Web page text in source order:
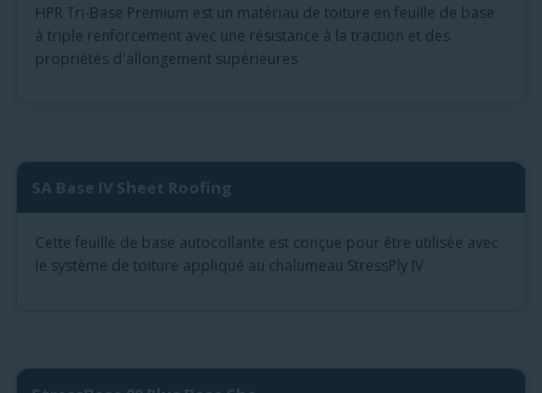
HPR Tri-Base Premium est un matériau de toiture en feuille de base
à triple renforcement avec une résistance à la traction et des
propriétés d'allongement supérieures
SA Base IV Sheet Roofing
Cette feuille de base autocollante est conçue pour être utilisée avec
le système de toiture appliqué au chalumeau StressPly IV